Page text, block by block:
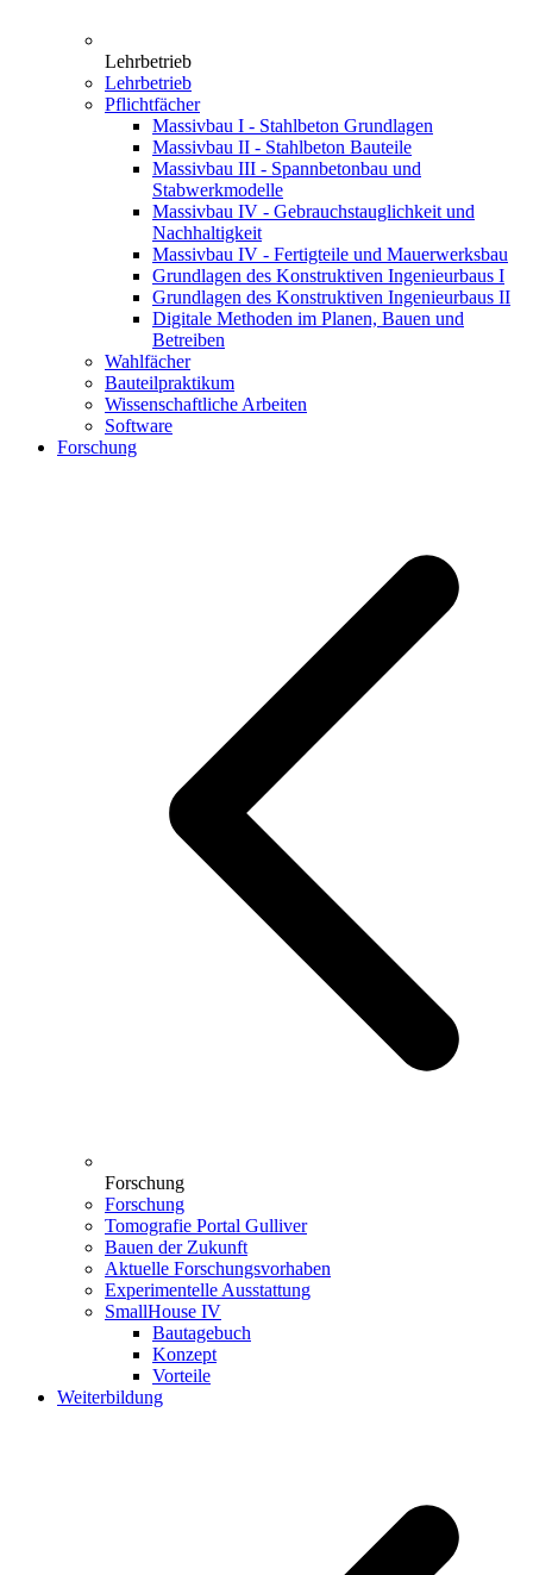
Lehrbetrieb
Lehrbetrieb
Pflichtfächer
Massivbau I - Stahlbeton Grundlagen
Massivbau II - Stahlbeton Bauteile
Massivbau III - Spannbetonbau und
Stabwerkmodelle
Massivbau IV - Gebrauchstauglichkeit und
Nachhaltigkeit
Massivbau IV - Fertigteile und Mauerwerksbau
Grundlagen des Konstruktiven Ingenieurbaus I
Grundlagen des Konstruktiven Ingenieurbaus II
Digitale Methoden im Planen, Bauen und
Betreiben
Wahlfächer
Bauteilpraktikum
Wissenschaftliche Arbeiten
Software
Forschung
Forschung
Forschung
Tomografie Portal Gulliver
Bauen der Zukunft
Aktuelle Forschungsvorhaben
Experimentelle Ausstattung
SmallHouse IV
Bautagebuch
Konzept
Vorteile
Weiterbildung